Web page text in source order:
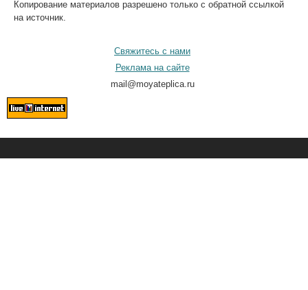
Копирование материалов разрешено только с обратной ссылкой
на источник.
Свяжитесь с нами
Реклама на сайте
mail@moyateplica.ru